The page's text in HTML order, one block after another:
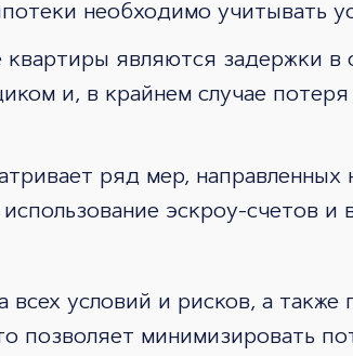
необходимо учитывать
являются задержки в
и, в крайнем случае
ряд мер, направленных
эскроу-счетов и
условий и рисков, а также
позволяет минимизировать